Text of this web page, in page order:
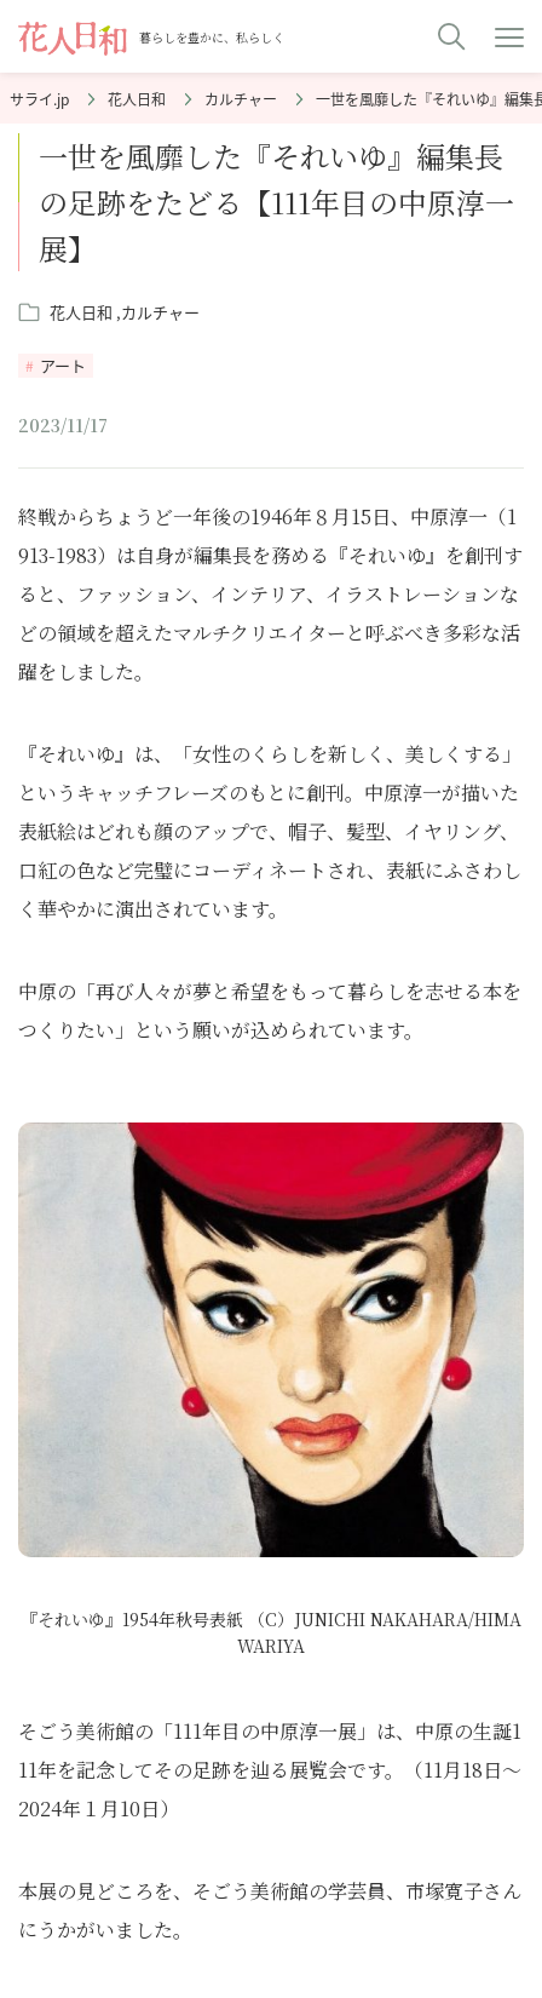
暮らしを豊かに、私らしく
花人日和 カルチャー 一世を風靡した『それいゆ』編
一世を風靡した『それいゆ』編集長
の足跡をたどる【111年目の中原淳一
展】
花人日和 カルチャー
アート
2023/11/17
終戦からちょうど一年後の1946年８月15日、中原淳一（1
913-1983）は自身が編集長を務める『それいゆ』を創刊す
ると、ファッション、インテリア、イラストレーションな
どの領域を超えたマルチクリエイターと呼ぶべき多彩な活
躍をしました。
『それいゆ』は、「女性のくらしを新しく、美しくする」
というキャッチフレーズのもとに創刊。中原淳一が描いた
表紙絵はどれも顔のアップで、帽子、髪型、イヤリング、
口紅の色など完璧にコーディネートされ、表紙にふさわし
く華やかに演出されています。
中原の「再び人々が夢と希望をもって暮らしを志せる本を
つくりたい」という願いが込められています。
『それいゆ』1954年秋号表紙 （C）JUNICHI NAKAHARA/HIMA
WARIYA
そごう美術館の「111年目の中原淳一展」は、中原の生誕1
11年を記念してその足跡を辿る展覧会です。（11月18日～
2024年１月10日）
本展の見どころを、そごう美術館の学芸員、市塚寛子さん
にうかがいました。